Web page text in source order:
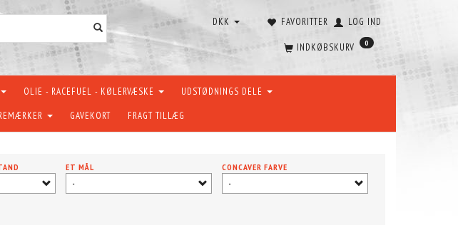
FAVORITTER LOG IND
DKK
INDKØBSKURV 0
OLIE - RACEFUEL - KØLERVÆSKE UDSTØDNINGS DELE
GAVEKORT FRAGT TILLÆG
ET MÅL
-
CONCAVER FARVE
-